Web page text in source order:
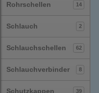
Rohrschellen 14
Schlauch 2
Schlauchschellen 62
Schlauchverbinder 8
Schutzkappen 39